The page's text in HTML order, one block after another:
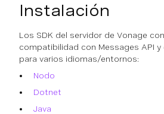
Instalación
Los SDK del servidor de Vonage
compatibilidad con Messages API
para varios idiomas/entornos:
Nodo
Dotnet
Java